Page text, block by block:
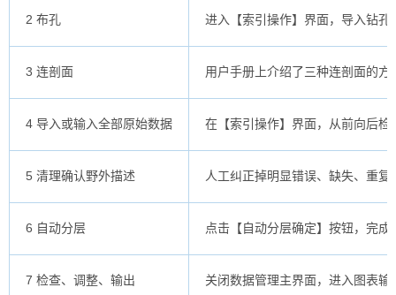
2 布孔 进入【索引操作】界面，导入钻
3 连剖面 用户手册上介绍了三种连剖面的
4 导入或输入全部原始数据 在【索引操作】界面，从前向后
5 清理确认野外描述 人工纠正掉明显错误、缺失、重
6 自动分层 点击【自动分层确定】按钮，完
7 检查、调整、输出 关闭数据管理主界面，进入图表